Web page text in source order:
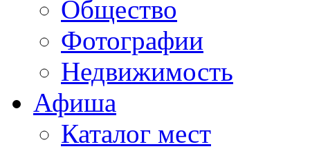
Общество
Фотографии
Недвижимость
Афиша
Каталог мест